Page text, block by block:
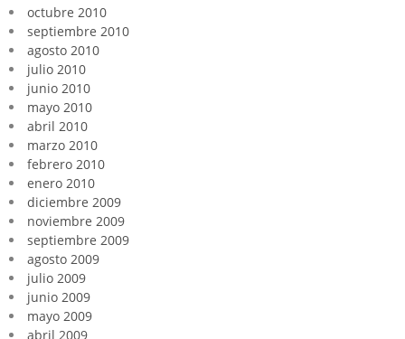
octubre 2010
septiembre 2010
agosto 2010
julio 2010
junio 2010
mayo 2010
abril 2010
marzo 2010
febrero 2010
enero 2010
diciembre 2009
noviembre 2009
septiembre 2009
agosto 2009
julio 2009
junio 2009
mayo 2009
abril 2009